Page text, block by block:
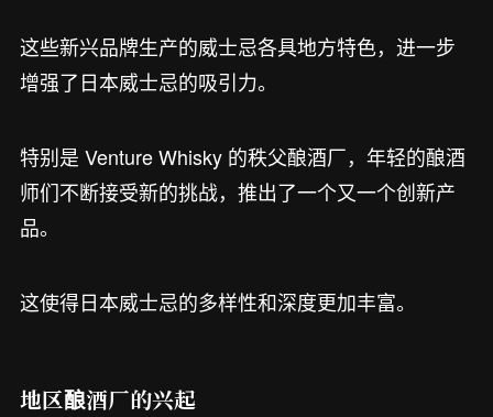
这些新兴品牌生产的威士忌各具地方特色，进一步
增强了日本威士忌的吸引力。
特别是 Venture Whisky 的秩父酿酒厂，年轻的酿酒
师们不断接受新的挑战，推出了一个又一个创新产
品。
这使得日本威士忌的多样性和深度更加丰富。
地区酿酒厂的兴起